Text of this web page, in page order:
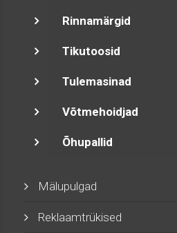
Rinnamärgid
Tikutoosid
Tulemasinad
Võtmehoidjad
Õhupallid
Mälupulgad
Reklaamtrükised